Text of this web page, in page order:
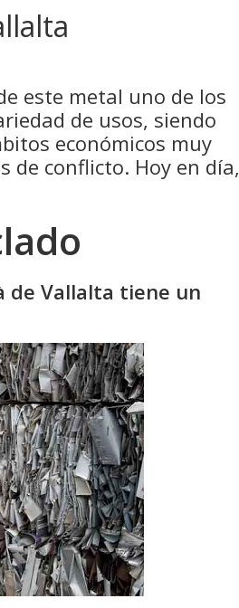
este metal uno de los
de usos, siendo
económicos muy
de conflicto. Hoy en día,
de Vallalta tiene un